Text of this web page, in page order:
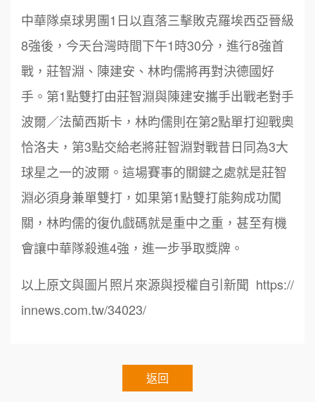
中華隊桌球男團1日以直落三擊敗克羅埃西亞晉級
8強後，今天台灣時間下午1時30分，進行8強首
戰，莊智淵、陳建安、林昀儒將再對決德國好
手。第1點雙打由莊智淵與陳建安攜手出戰老對手
波爾／法蘭西斯卡，林昀儒則在第2點單打迎戰奧
恰洛夫，第3點交給老將莊智淵對戰昔日同為3大
球星之一的波爾。這場賽事的關鍵之處就是莊智
淵必須身兼單雙打，如果第1點雙打能夠成功闖
關，林昀儒的復仇戲碼就是重中之重，甚至有機
會讓中華隊殺進4強，進一步爭取獎牌。
以上原文與圖片照片來源與授權自引新聞 https://
innews.com.tw/34023/
返回
6 鼎威維修
7 88thai發發泰-泰式飯行家
8 呷尚寶
SHARE TEA歇腳亭
10 TEA TOP台灣第一味
周 先生/小姐 台北
100萬 ~150萬
徐 先生/小姐 新北市
加盟預算 50萬~75萬
何 先生/小姐 台南
加盟預算